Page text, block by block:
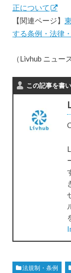
正について
【関連ページ】
する条例・法律
（Livhub ニュー
この記事を書
法規制・条例